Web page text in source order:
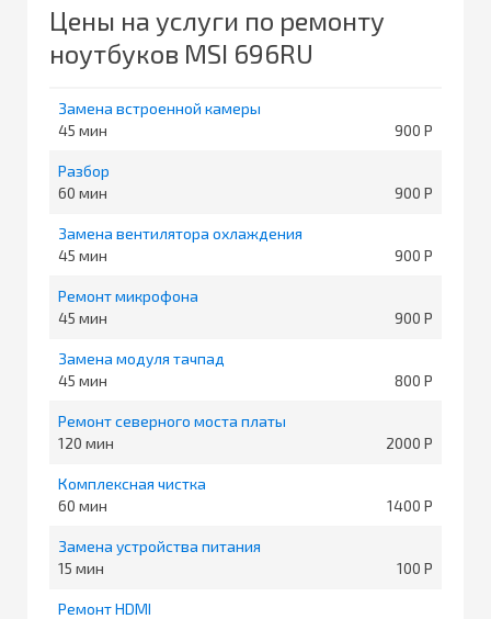
Цены на услуги по ремонту
ноутбуков MSI 696RU
Замена встроенной камеры
45
900
Разбор
60
900
Замена вентилятора охлаждения
45
900
Ремонт микрофона
45
900
Замена модуля тачпад
45
800
Ремонт северного моста платы
120
2000
Комплексная чистка
60
1400
Замена устройства питания
15
100
Ремонт HDMI